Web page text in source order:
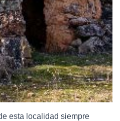
esta localidad siempre